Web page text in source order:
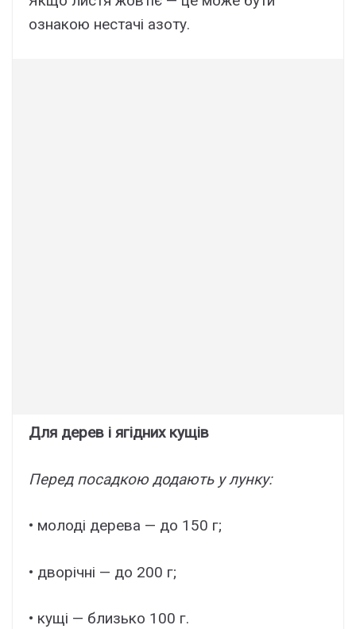
ознакою нестачі азоту.
Для дерев і ягідних кущів
Перед посадкою додають у лунку:
• молоді дерева — до 150 г;
• дворічні — до 200 г;
• кущі — близько 100 г.